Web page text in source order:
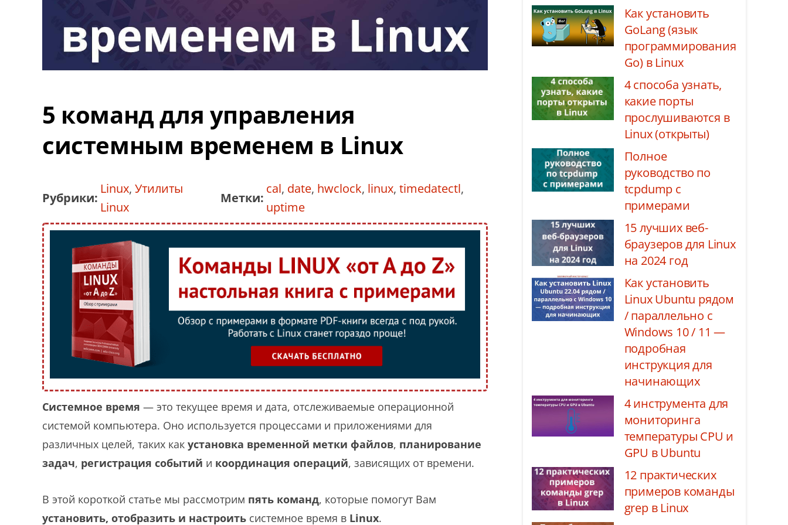
5 команд для управления
системным временем в Linux
Рубрики:
Linux, Утилиты
Linux
Метки:
cal, date, hwclock, linux, timedatectl,
uptime
Системное время — это текущее время и дата, отслеживаемые операционной
системой компьютера. Оно используется процессами и приложениями для
различных целей, таких как установка временной метки файлов, планирование
задач, регистрация событий и координация операций, зависящих от времени.
В этой короткой статье мы рассмотрим пять команд, которые помогут Вам
установить, отобразить и настроить системное время в Linux.
Как установить
GoLang (язык
программирования
Go) в Linux
4 способа узнать,
какие порты
прослушиваются в
Linux (открыты)
Полное
руководство по
tcpdump с
примерами
15 лучших веб-
браузеров для Linux
на 2024 год
Как установить
Linux Ubuntu рядом
/ параллельно с
Windows 10 / 11 —
подробная
инструкция для
начинающих
4 инструмента для
мониторинга
температуры CPU и
GPU в Ubuntu
12 практических
примеров команды
grep в Linux